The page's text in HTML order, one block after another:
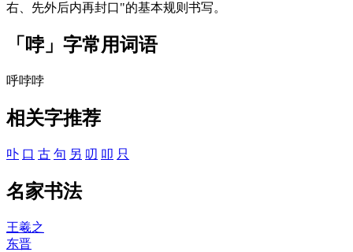
右、先外后内再封口"的基本规则书写。
「哱」字常用词语
呼哱哱
相关字推荐
卟 口 古 句 另 叨 叩 只
名家书法
王羲之
东晋